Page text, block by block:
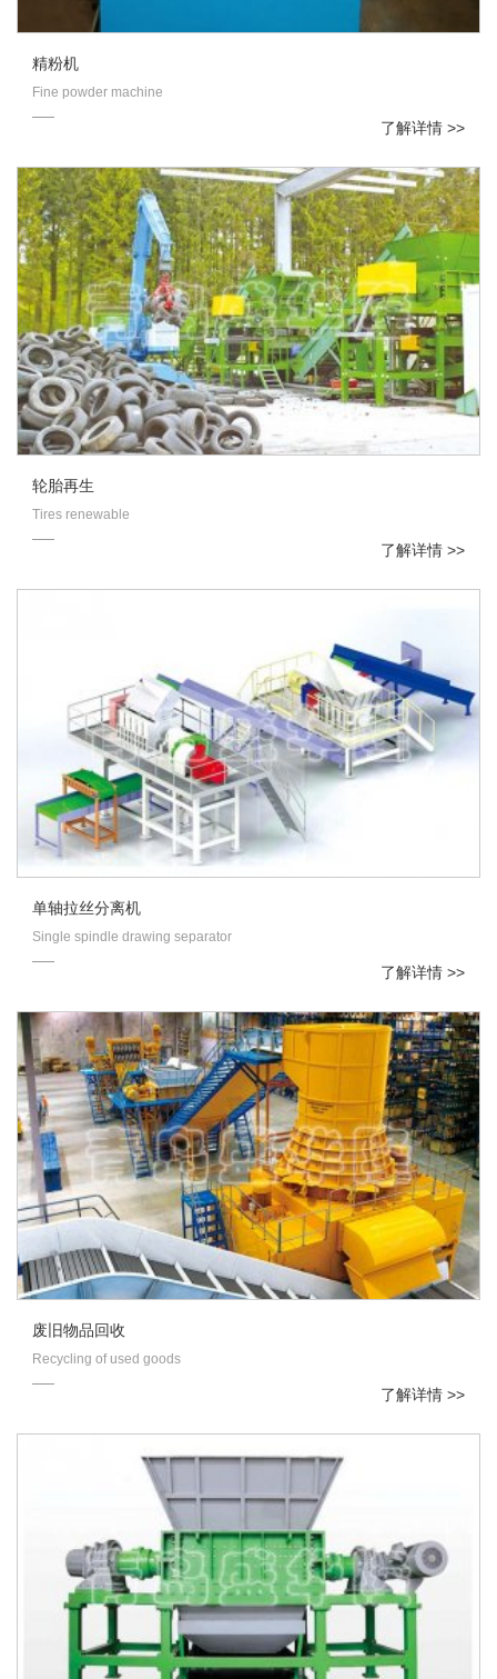
精粉机
Fine powder machine
了解详情 >>
轮胎再生
Tires renewable
了解详情 >>
单轴拉丝分离机
Single spindle drawing separator
了解详情 >>
废旧物品回收
Recycling of used goods
了解详情 >>